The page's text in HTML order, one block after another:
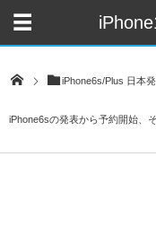
iPhone6s/Plus 日本
iPhone6sの発表から予約開始、